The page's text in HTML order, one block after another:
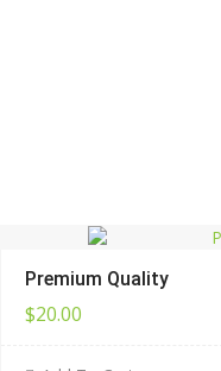
Premium Quality
$20.00